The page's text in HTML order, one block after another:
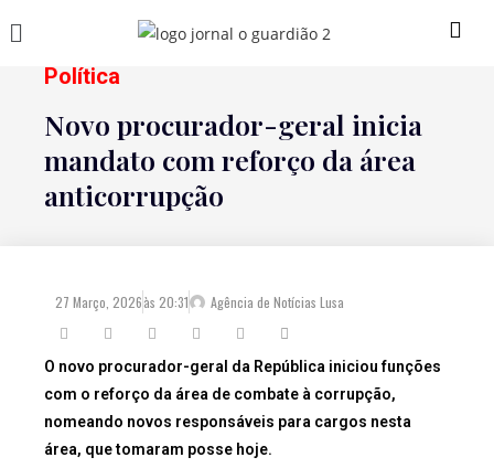
Política
Novo procurador-geral inicia
mandato com reforço da área
anticorrupção
27 Março, 2026às 20:31 Agência de Notícias Lusa
O novo procurador-geral da República iniciou funções
com o reforço da área de combate à corrupção,
nomeando novos responsáveis para cargos nesta
área, que tomaram posse hoje.